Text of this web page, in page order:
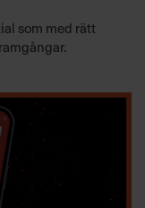
som med rätt